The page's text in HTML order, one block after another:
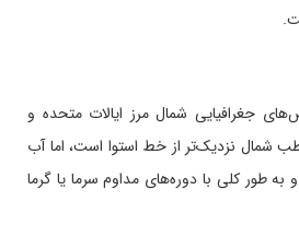
.
جغرافیایی شمال مرز ایالات متحده و
قطب شمال نزدیک‌تر از خط استوا است، اما آب
طور کلی با دوره‌های مداوم سرما یا گرما